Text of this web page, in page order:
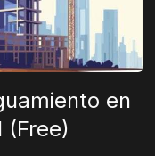
en
(Free)